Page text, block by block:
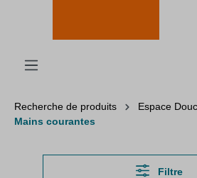
Recherche de produits
Espace
Mains courantes
Filtre